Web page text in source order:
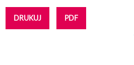
DRUKUJ PDF